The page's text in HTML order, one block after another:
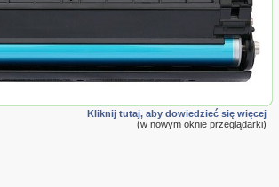
Kliknij tutaj, aby dowiedzieć się więcej
(w nowym oknie przeglądarki)